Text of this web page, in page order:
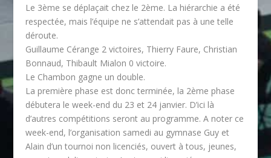
Le 3ème se déplaçait chez le 2ème. La hiérarchie a été
respectée, mais l’équipe ne s’attendait pas à une telle
déroute.
Guillaume Cérange 2 victoires, Thierry Faure, Christian
Bonnaud, Thibault Mialon 0 victoire.
Le Chambon gagne un double.
La première phase est donc terminée, la 2ème phase
débutera le week-end du 23 et 24 janvier. D’ici là
d’autres compétitions seront au programme. A noter ce
week-end, l’organisation samedi au gymnase Guy et
Alain d’un tournoi non licenciés, ouvert à tous, jeunes,